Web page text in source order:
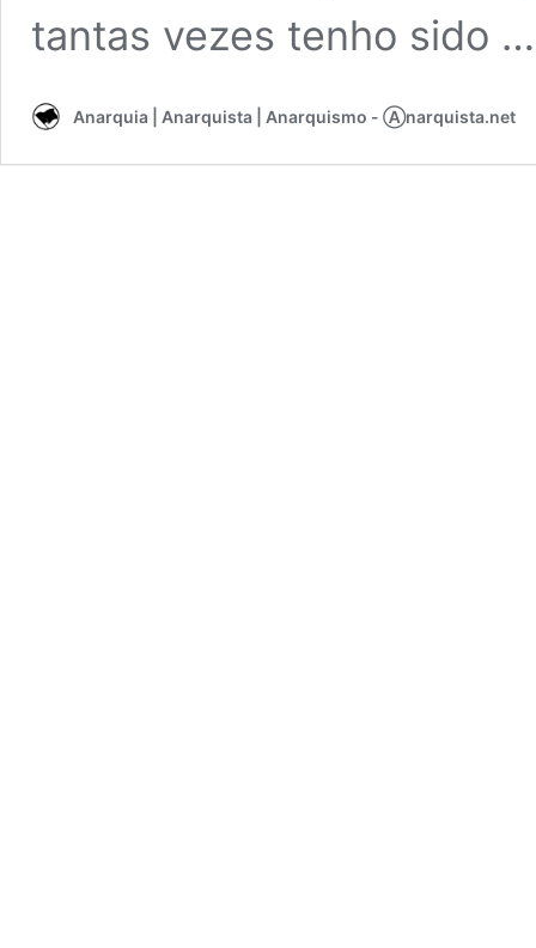
tantas vezes tenho sido
Anarquia | Anarquista | Anarquismo - Ⓐnarquista.net